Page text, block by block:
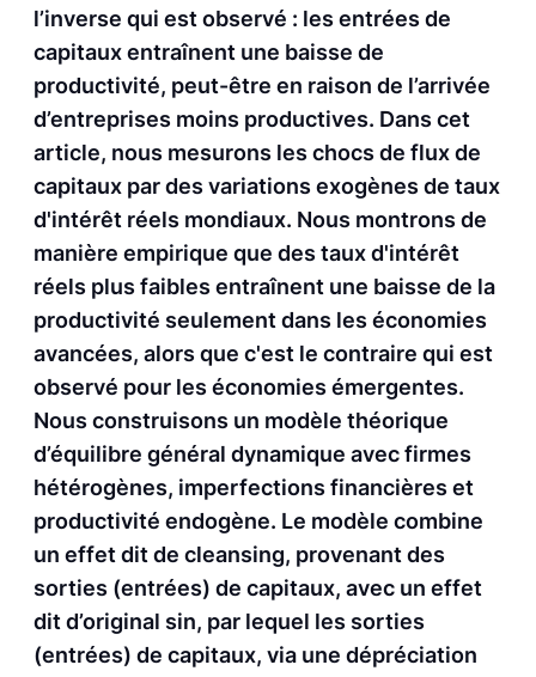
l’inverse qui est observé : les entrées de
capitaux entraînent une baisse de
productivité, peut-être en raison de l’arrivée
d’entreprises moins productives. Dans cet
article, nous mesurons les chocs de flux de
capitaux par des variations exogènes de taux
d'intérêt réels mondiaux. Nous montrons de
manière empirique que des taux d'intérêt
réels plus faibles entraînent une baisse de la
productivité seulement dans les économies
avancées, alors que c'est le contraire qui est
observé pour les économies émergentes.
Nous construisons un modèle théorique
d’équilibre général dynamique avec firmes
hétérogènes, imperfections financières et
productivité endogène. Le modèle combine
un effet dit de cleansing, provenant des
sorties (entrées) de capitaux, avec un effet
dit d’original sin, par lequel les sorties
(entrées) de capitaux, via une dépréciation